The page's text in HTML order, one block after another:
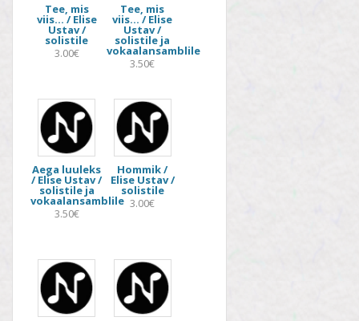
Tee, mis
viis… / Elise
Ustav /
solistile
3.00€
Tee, mis
viis… / Elise
Ustav /
solistile ja
vokaalansamblile
3.50€
Aega luuleks
/ Elise Ustav /
solistile ja
vokaalansamblile
3.50€
Hommik /
Elise Ustav /
solistile
3.00€